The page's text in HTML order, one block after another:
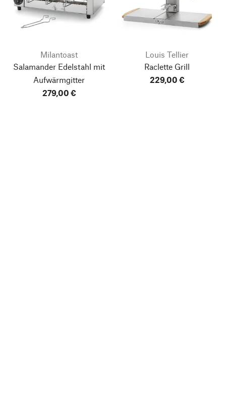
Milantoast
Salamander Edelstahl mit
Aufwärmgitter
279,00 €
Louis Tellier
Raclette Grill
229,00 €